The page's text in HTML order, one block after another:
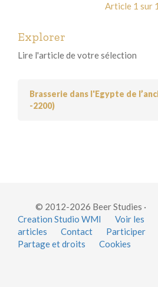
Article 1 sur 1
Explorer
Lire l'article de votre sélection
Brasserie dans l'Egypte de
-2200)
© 2012-2026 Beer Studies ·
Creation Studio WMI
Voir les
articles
Contact Participer
Partage et droits
Cookies